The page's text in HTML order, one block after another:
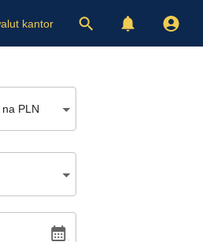
kantor
na PLN